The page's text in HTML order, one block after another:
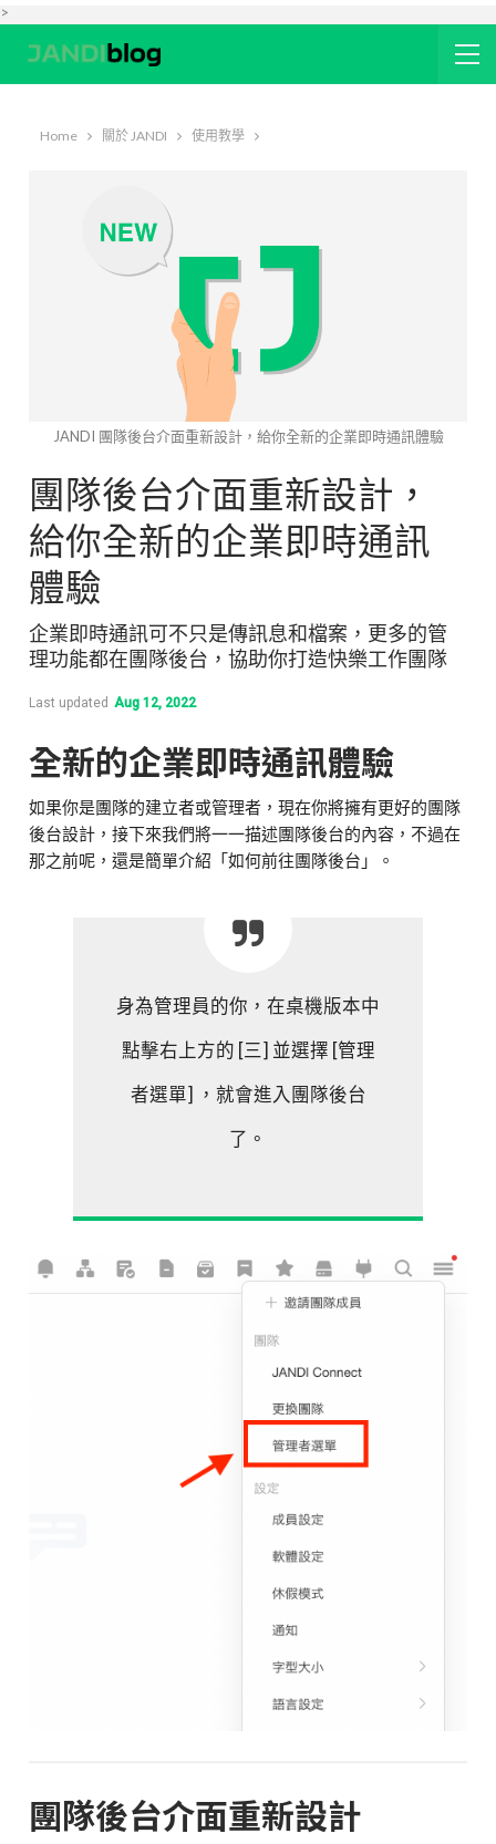
>
Home 關於 JANDI 使用教學
JANDI 團隊後台介面重新設計，給你全新的企業即時通訊體驗
團隊後台介面重新設計，
給你全新的企業即時通訊
體驗
企業即時通訊可不只是傳訊息和檔案，更多的管
理功能都在團隊後台，協助你打造快樂工作團隊
Last updated Aug 12, 2022
全新的企業即時通訊體驗
如果你是團隊的建立者或管理者，現在你將擁有更好的團隊
後台設計，接下來我們將一一描述團隊後台的內容，不過在
那之前呢，還是簡單介紹「如何前往團隊後台」。
身為管理員的你，在桌機版本中
點擊右上方的 [三] 並選擇 [管理
者選單] ，就會進入團隊後台
了。
團隊後台介面重新設計